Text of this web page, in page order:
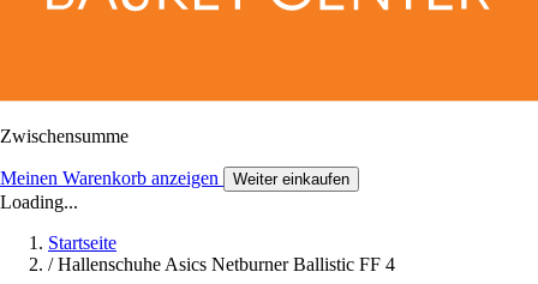
Zwischensumme
Meinen Warenkorb anzeigen Weiter einkaufen
Loading...
Startseite
/ Hallenschuhe Asics Netburner Ballistic FF 4